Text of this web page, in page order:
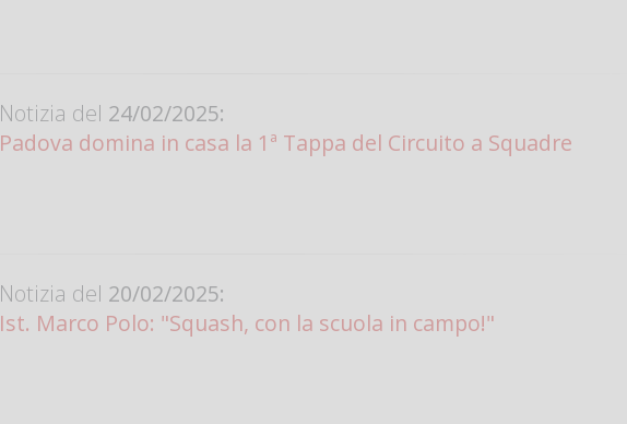
Notizia del 24/02/2025:
Padova domina in casa la 1ª Tappa del Circuito a Squadre
Notizia del 20/02/2025:
Ist. Marco Polo: "Squash, con la scuola in campo!"